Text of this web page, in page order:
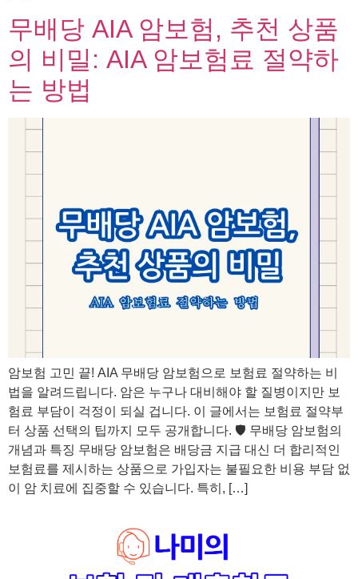
무배당 AIA 암보험, 추천 상품
의 비밀: AIA 암보험료 절약하
는 방법
암보험 고민 끝! AIA 무배당 암보험으로 보험료 절약하는 비
법을 알려드립니다. 암은 누구나 대비해야 할 질병이지만 보
험료 부담이 걱정이 되실 겁니다. 이 글에서는 보험료 절약부
터 상품 선택의 팁까지 모두 공개합니다. 🛡️ 무배당 암보험의
개념과 특징 무배당 암보험은 배당금 지급 대신 더 합리적인
보험료를 제시하는 상품으로 가입자는 불필요한 비용 부담 없
이 암 치료에 집중할 수 있습니다. 특히, […]